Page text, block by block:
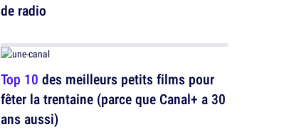
de radio
Top 10 des meilleurs petits films pour
fêter la trentaine (parce que Canal+ a 30
ans aussi)